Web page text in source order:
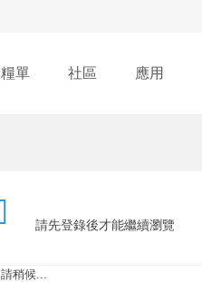
糧單 社區 應用
請先登錄後才能繼續瀏覽
請稍候...